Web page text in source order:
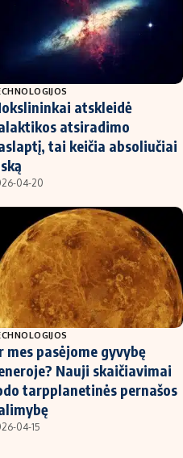
atskleidė
atsiradimo
tai keičia absoliučiai
04-20
mes pasėjome gyvybę
Nauji skaičiavimai
tarpplanetinės pernašos
04-15